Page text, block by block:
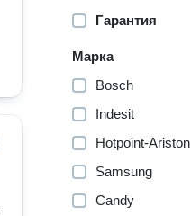
Гарантия
Марка
Bosch
Indesit
Hotpoint-Ariston
Samsung
Candy